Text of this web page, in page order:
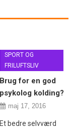
SPORT OG
FRILUFTSLIV
Brug for en god
psykolog kolding?
maj 17, 2016
Et bedre selvværd